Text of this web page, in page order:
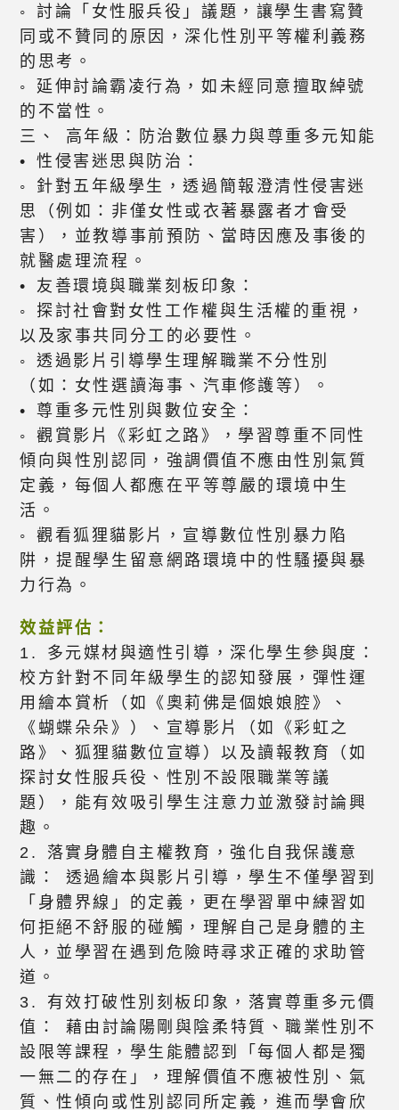
◦ 討論「女性服兵役」議題，讓學生書寫贊
同或不贊同的原因，深化性別平等權利義務
的思考。
◦ 延伸討論霸凌行為，如未經同意擅取綽號
的不當性。
三、 高年級：防治數位暴力與尊重多元知能
• 性侵害迷思與防治：
◦ 針對五年級學生，透過簡報澄清性侵害迷
思（例如：非僅女性或衣著暴露者才會受
害），並教導事前預防、當時因應及事後的
就醫處理流程。
• 友善環境與職業刻板印象：
◦ 探討社會對女性工作權與生活權的重視，
以及家事共同分工的必要性。
◦ 透過影片引導學生理解職業不分性別
（如：女性選讀海事、汽車修護等）。
• 尊重多元性別與數位安全：
◦ 觀賞影片《彩虹之路》，學習尊重不同性
傾向與性別認同，強調價值不應由性別氣質
定義，每個人都應在平等尊嚴的環境中生
活。
◦ 觀看狐狸貓影片，宣導數位性別暴力陷
阱，提醒學生留意網路環境中的性騷擾與暴
力行為。
效益評估：
1. 多元媒材與適性引導，深化學生參與度：
校方針對不同年級學生的認知發展，彈性運
用繪本賞析（如《奧莉佛是個娘娘腔》、
《蝴蝶朵朵》）、宣導影片（如《彩虹之
路》、狐狸貓數位宣導）以及讀報教育（如
探討女性服兵役、性別不設限職業等議
題），能有效吸引學生注意力並激發討論興
趣。
2. 落實身體自主權教育，強化自我保護意
識： 透過繪本與影片引導，學生不僅學習到
「身體界線」的定義，更在學習單中練習如
何拒絕不舒服的碰觸，理解自己是身體的主
人，並學習在遇到危險時尋求正確的求助管
道。
3. 有效打破性別刻板印象，落實尊重多元價
值： 藉由討論陽剛與陰柔特質、職業性別不
設限等課程，學生能體認到「每個人都是獨
一無二的存在」，理解價值不應被性別、氣
質、性傾向或性別認同所定義，進而學會欣